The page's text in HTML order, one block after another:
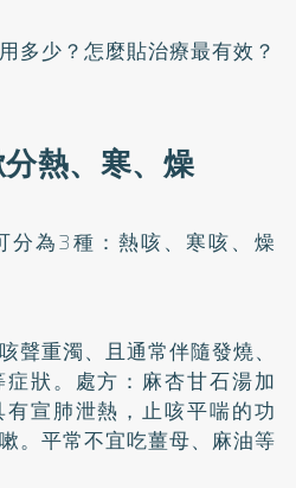
多少？怎麼貼治療最有效？
熱、寒、燥
分為3種：熱咳、寒咳、燥
聲重濁、且通常伴隨發燒、
狀。處方：麻杏甘石湯加
宣肺泄熱，止咳平喘的功
。平常不宜吃薑母、麻油等